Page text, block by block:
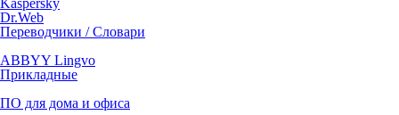
Kaspersky
Dr.Web
Переводчики / Словари
ABBYY Lingvo
Прикладные
ПО для дома и офиса